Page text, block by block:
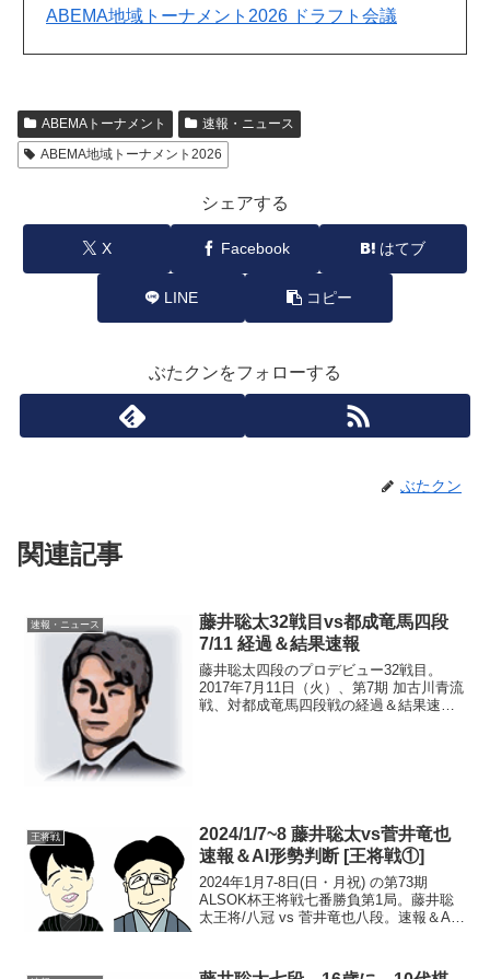
ABEMA地域トーナメント2026 ドラフト会議
ABEMAトーナメント
速報・ニュース
ABEMA地域トーナメント2026
シェアする
X Facebook はてブ
LINE コピー
ぶたクンをフォローする
ぶたクン
関連記事
速報・ニュース
藤井聡太32戦目vs都成竜馬四段
7/11 経過＆結果速報
藤井聡太四段のプロデビュー32戦目。
2017年7月11日（火）、第7期 加古川青流
戦、対都成竜馬四段戦の経過＆結果速報
王将戦
2024/1/7~8 藤井聡太vs菅井竜也
速報＆AI形勢判断 [王将戦①]
2024年1月7-8日(日・月祝) の第73期
ALSOK杯王将戦七番勝負第1局。藤井聡
太王将/八冠 vs 菅井竜也八段。速報＆AI
まで、藤井王将の勝ち（藤井 1-0...